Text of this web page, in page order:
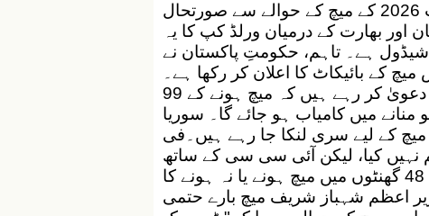
پاکستان اور بھارت کے درمیان ٹی 20 ورلڈ کپ 2026 کے میچ کے حوالے سے صورتحال
بھارت کے درمیان ورلڈ کپ کا یہ
لنکا میں شیڈول ہے۔ تاہم، حکومتِ پاکستان نے
کے بائیکاٹ کا اعلان کر رکھا ہے۔
بھارتی ٹی وی ٹائمز نو کے مطابق بھارتی ذرائع دعویٰ کر رہے ہیں کہ میچ ہونے کے 99
میں کامیاب ہو جائے گا۔ سوریا
میچ کے لیے سری لنکا جا رہے ہیں۔فی
نہیں کیا، لیکن آئی سی سی کے ساتھ
مذاکرات آخری مراحل میں ہیں اور اگلے 24 سے 48 گھنٹوں میں میچ ہونے یا نہ ہونے کا
اعظم شہباز شریف میچ بارے حتمی